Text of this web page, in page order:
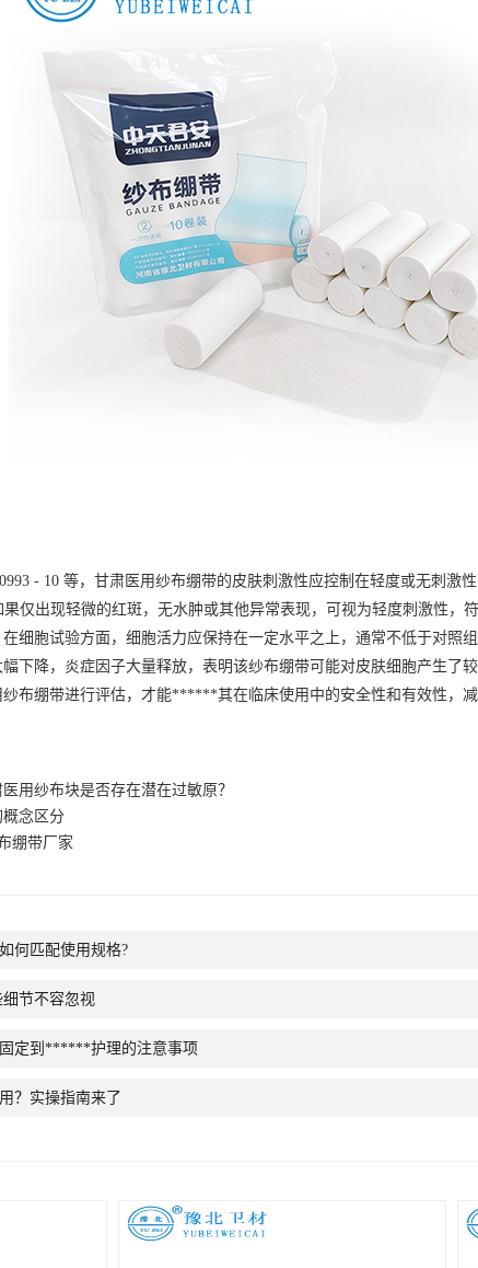
- 10 等， 甘肃医用纱布绷带的皮肤刺激性应控制在轻度或无刺激
仅出现轻微的红斑，无水肿或其他异常表现，可视为轻度刺激性
细胞试验方面，细胞活力应保持在一定水平之上，通常不低于对照
下降，炎症因子大量释放，表明该纱布绷带可能对皮肤细胞产生了
布绷带进行评估，才能******其在临床使用中的安全性和有效性，
用纱布块是否存在潜在过敏原？
概念区分
绷带厂家
何匹配使用规格?
节不容忽视
定到******护理的注意事项
？实操指南来了